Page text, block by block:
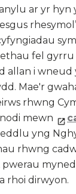
ar yr hyn
fel gyrru
allan i
Mae'r
rhwng
mewn
yng
rhwng
rhoi dirwyon.